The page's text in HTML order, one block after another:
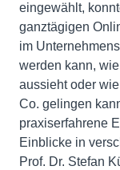
eingewählt,
ganztägigen
im
werden kann,
aussieht oder
Co. gelingen
praxiserfahrene
Einblicke in
Prof. Dr. Stefan